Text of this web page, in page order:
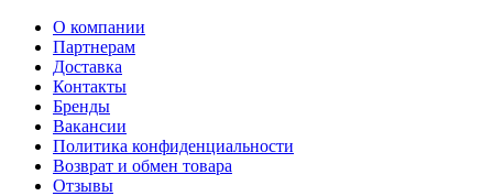
О компании
Партнерам
Доставка
Контакты
Бренды
Вакансии
Политика конфиденциальности
Возврат и обмен товара
Отзывы